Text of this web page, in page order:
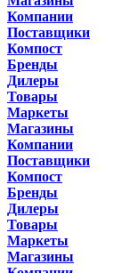
Компании
Поставщики
Компост
Бренды
Дилеры
Товары
Маркеты
Магазины
Компании
Поставщики
Компост
Бренды
Дилеры
Товары
Маркеты
Магазины